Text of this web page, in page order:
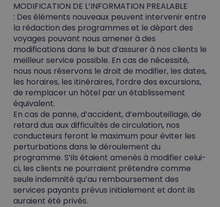
MODIFICATION DE L’INFORMATION PREALABLE
: Des éléments nouveaux peuvent intervenir entre
la rédaction des programmes et le départ des
voyages pouvant nous amener à des
modifications dans le but d’assurer à nos clients le
meilleur service possible. En cas de nécessité,
nous nous réservons le droit de modifier, les dates,
les horaires, les itinéraires, l’ordre des excursions,
de remplacer un hôtel par un établissement
équivalent.
En cas de panne, d’accident, d’embouteillage, de
retard dus aux difficultés de circulation, nos
conducteurs feront le maximum pour éviter les
perturbations dans le déroulement du
programme. S’ils étaient amenés à modifier celui-
ci, les clients ne pourraient prétendre comme
seule indemnité qu’au remboursement des
services payants prévus initialement et dont ils
auraient été privés.